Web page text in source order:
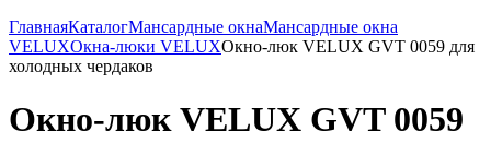
ГлавнаяКаталогМансардные окнаМансардные окна
VELUXОкна-люки VELUXОкно-люк VELUX GVT 0059 для
холодных чердаков
Окно-люк VELUX GVT 0059